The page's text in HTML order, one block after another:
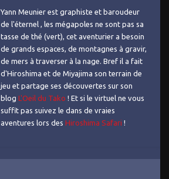
Yann Meunier est graphiste et baroudeur
de l'éternel , les mégapoles ne sont pas sa
tasse de thé (vert), cet aventurier a besoin
de grands espaces, de montagnes à gravir,
de mers à traverser à la nage. Bref il a fait
d'Hiroshima et de Miyajima son terrain de
jeu et partage ses découvertes sur son
blog L'Oeil du Tako ! Et si le virtuel ne vous
suffit pas suivez le dans de vraies
aventures lors des Hiroshima Safari !